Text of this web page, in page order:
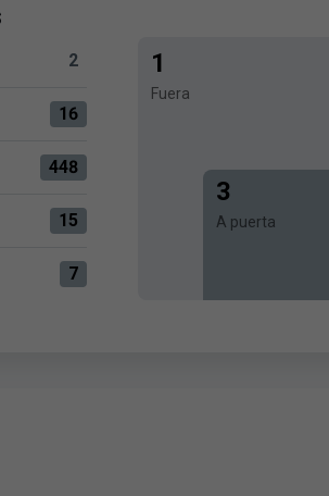
2 2
16
448448
15
7
1
Fuera
3
A puerta